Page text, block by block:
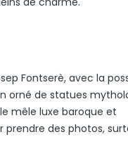
Fontserè, avec la
orné de statues
mêle luxe baroque et
prendre des photos,